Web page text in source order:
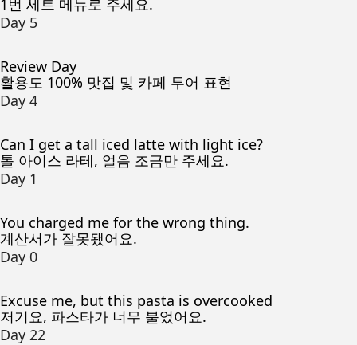
1번 세트 메뉴로 주세요.
Day 5
Review Day
활용도 100% 맛집 및 카페 투어 표현
Day 4
Can I get a tall iced latte with light ice?
톨 아이스 라테, 얼음 조금만 주세요.
Day 1
You charged me for the wrong thing.
계산서가 잘못됐어요.
Day 0
Excuse me, but this pasta is overcooked
저기요, 파스타가 너무 불었어요.
Day 22